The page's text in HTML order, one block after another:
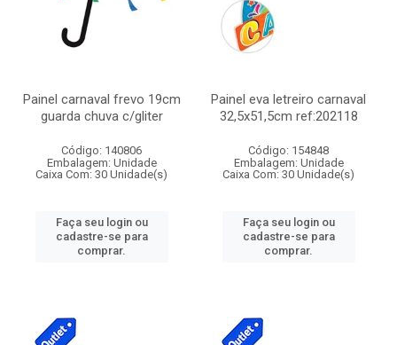
Painel carnaval frevo 19cm
guarda chuva c/gliter
Código: 140806
Embalagem: Unidade
Caixa Com: 30 Unidade(s)
Faça seu login ou
cadastre-se para
comprar.
Painel eva letreiro carnaval
32,5x51,5cm ref:202118
Código: 154848
Embalagem: Unidade
Caixa Com: 30 Unidade(s)
Faça seu login ou
cadastre-se para
comprar.